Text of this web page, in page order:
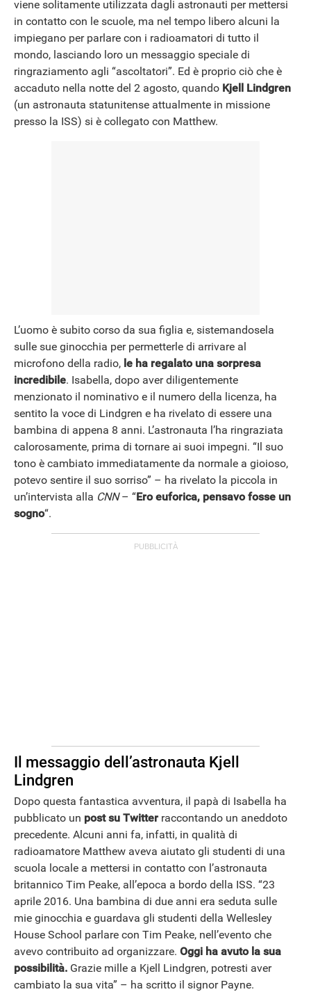
ANDROID
viene solitamente utilizzata dagli astronauti per mettersi
in contatto con le scuole, ma nel tempo libero alcuni la
impiegano per parlare con i radioamatori di tutto il
mondo, lasciando loro un messaggio speciale di
ringraziamento agli “ascoltatori”. Ed è proprio ciò che è
accaduto nella notte del 2 agosto, quando Kjell Lindgren
(un astronauta statunitense attualmente in missione
presso la ISS) si è collegato con Matthew.
L’uomo è subito corso da sua figlia e, sistemandosela
sulle sue ginocchia per permetterle di arrivare al
microfono della radio, le ha regalato una sorpresa
incredibile. Isabella, dopo aver diligentemente
menzionato il nominativo e il numero della licenza, ha
sentito la voce di Lindgren e ha rivelato di essere una
bambina di appena 8 anni. L’astronauta l’ha ringraziata
calorosamente, prima di tornare ai suoi impegni. “Il suo
tono è cambiato immediatamente da normale a gioioso,
potevo sentire il suo sorriso” – ha rivelato la piccola in
un’intervista alla CNN– “Ero euforica, pensavo fosse un
sogno“.
Il messaggio dell’astronauta Kjell
Lindgren
Dopo questa fantastica avventura, il papà di Isabella ha
pubblicato un post su Twitter raccontando un aneddoto
precedente. Alcuni anni fa, infatti, in qualità di
radioamatore Matthew aveva aiutato gli studenti di una
scuola locale a mettersi in contatto con l’astronauta
britannico Tim Peake, all’epoca a bordo della ISS. “23
aprile 2016. Una bambina di due anni era seduta sulle
mie ginocchia e guardava gli studenti della Wellesley
House School parlare con Tim Peake, nell’evento che
avevo contribuito ad organizzare. Oggi ha avuto la sua
possibilità. Grazie mille a Kjell Lindgren, potresti aver
cambiato la sua vita” – ha scritto il signor Payne.